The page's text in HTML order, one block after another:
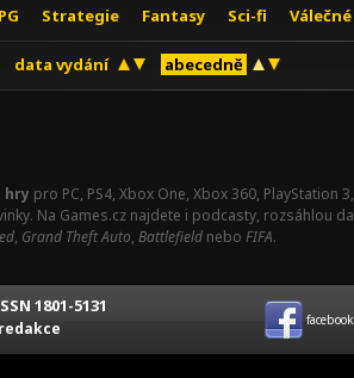
Strategie Fantasy Sci-fi Válečné
data vydání abecedně
hry pro PC, PS4, Xbox One, Xbox 360, PlayStation
Na Games.cz najdete i podcasty, rozsáhlou
, Grand Theft Auto, Battlefield nebo FIFA.
1801-5131
redakce facebook